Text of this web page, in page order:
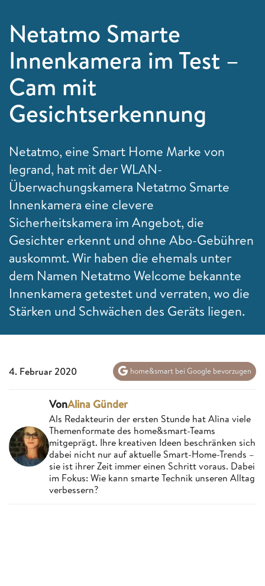
Netatmo Smarte
Innenkamera im Test –
Cam mit
Gesichtserkennung
Netatmo, eine Smart Home Marke von
legrand, hat mit der WLAN-
Überwachungskamera Netatmo Smarte
Innenkamera eine clevere
Sicherheitskamera im Angebot, die
Gesichter erkennt und ohne Abo-Gebühren
auskommt. Wir haben die ehemals unter
dem Namen Netatmo Welcome bekannte
Innenkamera getestet und verraten, wo die
Stärken und Schwächen des Geräts liegen.
4. Februar 2020 home&smart bei Google bevorzugen
VonAlina Günder
Als Redakteurin der ersten Stunde hat Alina viele
Themenformate des home&smart-Teams
mitgeprägt. Ihre kreativen Ideen beschränken sich
dabei nicht nur auf aktuelle Smart-Home-Trends –
sie ist ihrer Zeit immer einen Schritt voraus. Dabei
im Fokus: Wie kann smarte Technik unseren Alltag
verbessern?